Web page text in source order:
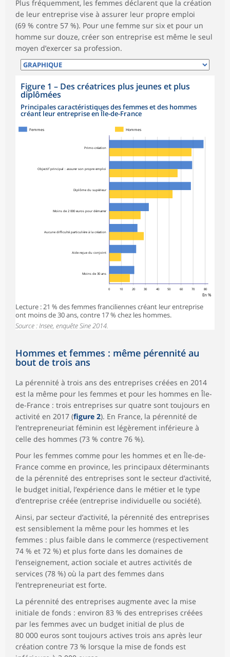
Plus fréquemment, les femmes déclarent que la création
de leur entreprise vise à assurer leur propre emploi
(69 % contre 57 %). Pour une femme sur six et pour un
homme sur douze, créer son entreprise est même le seul
moyen d’exercer sa profession.
Figure 1 – Des créatrices plus jeunes et plus
diplômées
Principales caractéristiques des femmes et des hommes
créant leur entreprise en Île-de-France
0 10 20 30 40 50 60 70 80
En %
Primo-création
Objectif principal : assurer son propre emploi
Diplôme du supérieur
Moins de 2 000 euros pour démarrer
Aucune difficulté particulière à la création
Aide reçue du conjoint
Moins de 30 ans
Femmes Hommes
Lecture : 21 % des femmes franciliennes créant leur entreprise
ont moins de 30 ans, contre 17 % chez les hommes.
Source : Insee, enquête Sine 2014.
Hommes et femmes : même pérennité au
bout de trois ans
La pérennité à trois ans des entreprises créées en 2014
est la même pour les femmes et pour les hommes en Île-
de-France : trois entreprises sur quatre sont toujours en
activité en 2017 (figure 2). En France, la pérennité de
l’entrepreneuriat féminin est légèrement inférieure à
celle des hommes (73 % contre 76 %).
Pour les femmes comme pour les hommes et en Île-de-
France comme en province, les principaux déterminants
de la pérennité des entreprises sont le secteur d’activité,
le budget initial, l’expérience dans le métier et le type
d’entreprise créée (entreprise individuelle ou société).
Ainsi, par secteur d’activité, la pérennité des entreprises
est sensiblement la même pour les hommes et les
femmes : plus faible dans le commerce (respectivement
74 % et 72 %) et plus forte dans les domaines de
l’enseignement, action sociale et autres activités de
services (78 %) où la part des femmes dans
l’entrepreneuriat est forte.
La pérennité des entreprises augmente avec la mise
initiale de fonds : environ 83 % des entreprises créées
par les femmes avec un budget initial de plus de
80 000 euros sont toujours actives trois ans après leur
création contre 73 % lorsque la mise de fonds est